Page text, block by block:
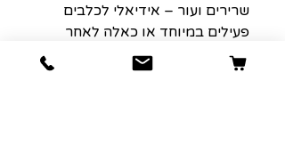
שרירים ועור – אידיאלי לכלבים
פעילים במיוחד או כאלה לאחר
טיפול רפואי.
👵
שיפור תפקוד כללי בגיל מבוגר